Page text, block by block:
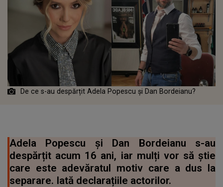
De ce s-au despărțit Adela Popescu și Dan Bordeianu?
Adela Popescu și Dan Bordeianu s-au
despărțit acum 16 ani, iar mulți vor să știe
care este adevăratul motiv care a dus la
separare. Iată declarațiile actorilor.